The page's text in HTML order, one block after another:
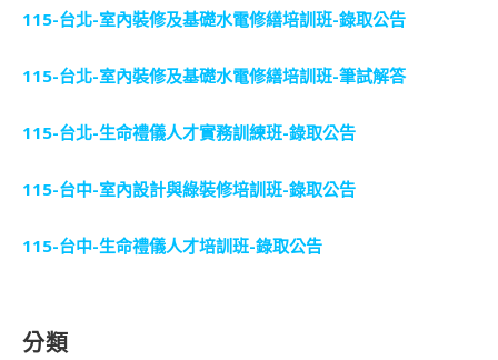
115-台北-室內裝修及基礎水電修繕培訓班-錄取公告
115-台北-室內裝修及基礎水電修繕培訓班-筆試解答
115-台北-生命禮儀人才實務訓練班-錄取公告
115-台中-室內設計與綠裝修培訓班-錄取公告
115-台中-生命禮儀人才培訓班-錄取公告
分類